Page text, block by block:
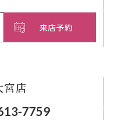
来店予約
宮店
7759